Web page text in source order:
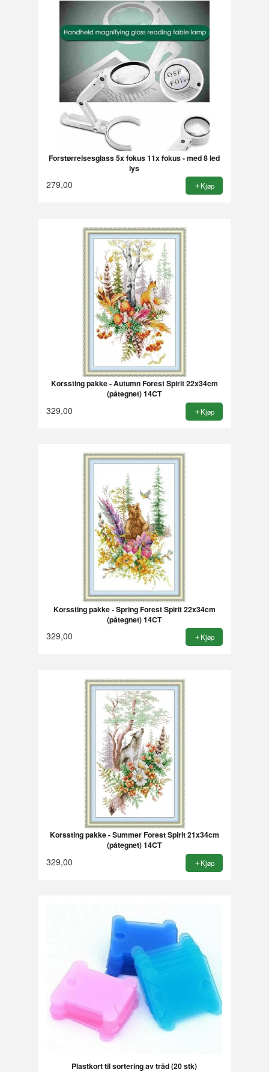
Forstørrelsesglass 5x fokus 11x fokus - med 8 led
lys
279,00 Kjøp
Korssting pakke - Autumn Forest Spirit 22x34cm
(påtegnet) 14CT
329,00 Kjøp
Korssting pakke - Spring Forest Spirit 22x34cm
(påtegnet) 14CT
329,00 Kjøp
Korssting pakke - Summer Forest Spirit 21x34cm
(påtegnet) 14CT
329,00 Kjøp
Plastkort til sortering av tråd (20 stk)